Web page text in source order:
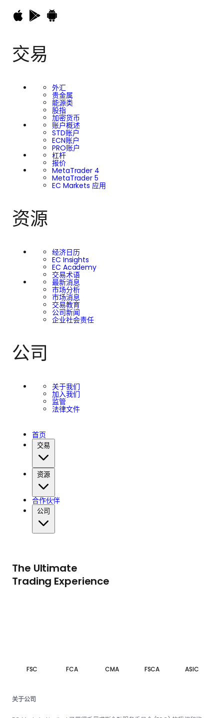
交易
外汇
贵金属
能源类
股指
加密货币
账户概述
STD账户
ECN账户
PRO账户
杠杆
报价
MetaTrader 4
MetaTrader 5
EC Markets 应用
资源
经济日历
EC Insights
EC Academy
交易术语
最新消息
市场分析
市场消息
交易教育
公司新闻
企业社会责任
公司
关于我们
加入我们
监管
法律文件
首页
交易
资源
合作伙伴
公司
The Ultimate
Trading Experience
FSC FCA CMA FSCA ASIC
关于公司